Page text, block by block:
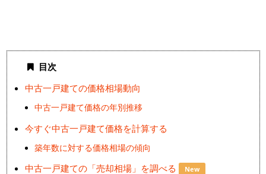
目次
中古一戸建ての価格相場動向
中古一戸建て価格の年別推移
今すぐ中古一戸建て価格を計算する
築年数に対する価格相場の傾向
中古一戸建ての「売却相場」を調べる New